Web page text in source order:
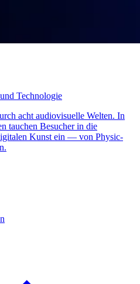
Technologie
acht audiovisuelle Welten. In
tauchen Besucher in die
Kunst ein — von Physic-